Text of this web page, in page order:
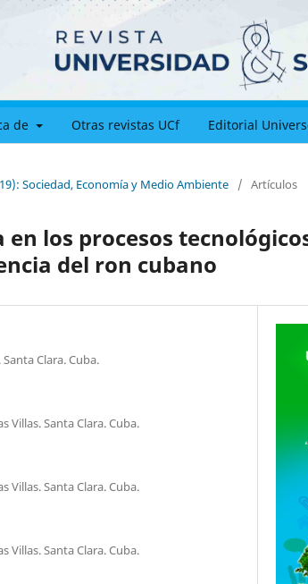
de Otras revistas UCf Editorial
Sociedad, Economía y Medio Ambiente / Artículos
en los procesos
del ron cubano
Clara. Cuba.
Villas. Santa Clara. Cuba.
Villas. Santa Clara. Cuba.
Villas. Santa Clara. Cuba.